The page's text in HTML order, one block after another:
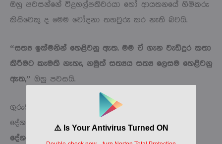
ඔහු පවසන්නේ විදුහල්පතිවරයා හෝ ආයතනයේ හිමිකරු
කිසිවෙකු ද මෙම චෝදනා තහවුරු කර නැති බවයි.
“සත්‍ය ඉක්මනින් හෙළිවනු ඇත. මම ඒ ගැන වැඩිදුර කතා
කිරීමට කැමති නැහැ, නමුත් සත්‍යය සත්‍ය ලෙසම හෙළිවනු
ඇත,” ඔහු පවසයි.
ගුරුවරයා මෙම චෝදනා පිටුපස ඇති ප්‍රධාන හේතුව
දේශපාලනිකයි යැයි සඳහන් කරයි.
දේශපාලනඥයෙකු නිසා තමයි මට මේ තරම් පහර